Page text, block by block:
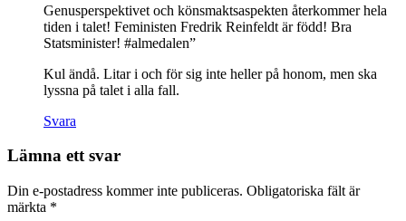
Genusperspektivet och könsmaktsaspekten återkommer hela
tiden i talet! Feministen Fredrik Reinfeldt är född! Bra
Statsminister! #almedalen”
Kul ändå. Litar i och för sig inte heller på honom, men ska
lyssna på talet i alla fall.
Svara
Lämna ett svar
Din e-postadress kommer inte publiceras. Obligatoriska fält är
märkta *